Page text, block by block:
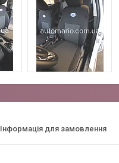
Інформація для замовлення